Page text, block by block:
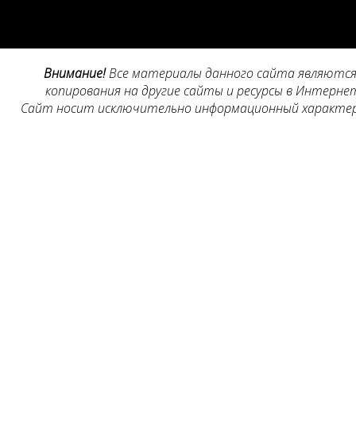
Внимание!Все материалы данного сайта
копирования на другие сайты и ресурсы в
Сайт носит исключительно информационный